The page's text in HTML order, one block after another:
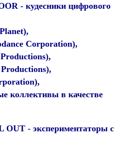
- кудесники цифрового
Corporation),
коллективы в качестве
- экспериментаторы с